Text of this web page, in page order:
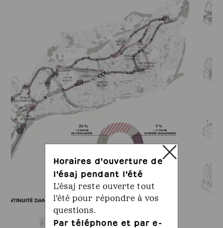
Horaires d'ouverture de
l'ésaj pendant l'été
L'ésaj reste ouverte tout
l'été pour répondre à vos
questions.
Par téléphone et par e-